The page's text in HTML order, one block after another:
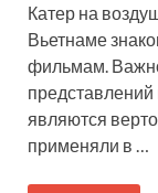
Катер на
Вьетнаме
фильмам.
являются
применяли в …